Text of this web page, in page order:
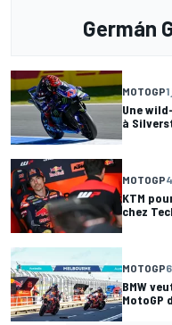
Germán
MOTOGP1
Une
à
MOTOGP
KTM
chez
MOTOGP
BMW
MotoGP